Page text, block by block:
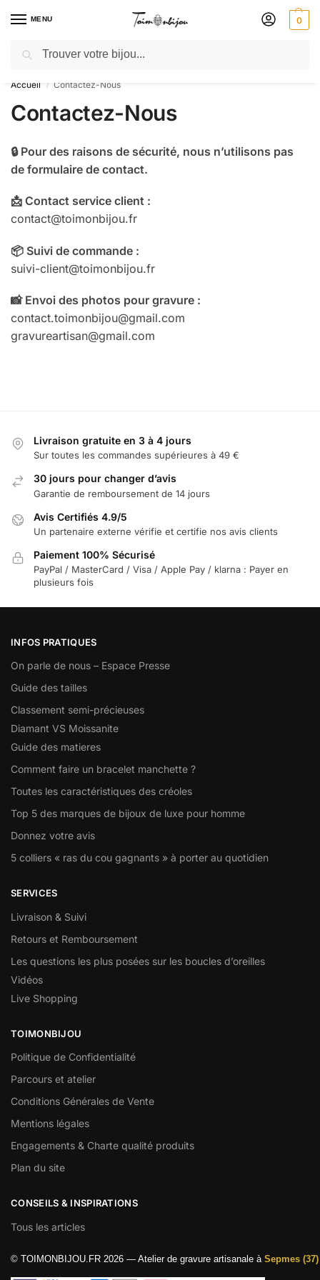
MENU 0
🎁 SOLDES SOLDES : jusqu’à -30 % ! GRAVURE OFFERTE – Livré 48h
Accueil / Contactez-Nous
Contactez-Nous
🔒 Pour des raisons de sécurité, nous n’utilisons pas
de formulaire de contact.
📩 Contact service client :
contact@toimonbijou.fr
📦 Suivi de commande :
suivi-client@toimonbijou.fr
📸 Envoi des photos pour gravure :
contact.toimonbijou@gmail.com
gravureartisan@gmail.com
Livraison gratuite en 3 à 4 jours
Sur toutes les commandes supérieures à 49 €
30 jours pour changer d’avis
Garantie de remboursement de 14 jours
Avis Certifiés 4.9/5
Un partenaire externe vérifie et certifie nos avis clients
Paiement 100% Sécurisé
PayPal / MasterCard / Visa / Apple Pay / klarna : Payer en
plusieurs fois
INFOS PRATIQUES
On parle de nous – Espace Presse
Guide des tailles
Classement semi-précieuses
Diamant VS Moissanite
Guide des matieres
Comment faire un bracelet manchette ?
Toutes les caractéristiques des créoles
Top 5 des marques de bijoux de luxe pour homme
Donnez votre avis
5 colliers « ras du cou gagnants » à porter au quotidien
SERVICES
Livraison & Suivi
Retours et Remboursement
Les questions les plus posées sur les boucles d’oreilles
Vidéos
Live Shopping
TOIMONBIJOU
Politique de Confidentialité
Parcours et atelier
Conditions Générales de Vente
Mentions légales
Engagements & Charte qualité produits
Plan du site
CONSEILS & INSPIRATIONS
Tous les articles
© TOIMONBIJOU.FR 2026 — Atelier de gravure artisanale à Sepmes (37)